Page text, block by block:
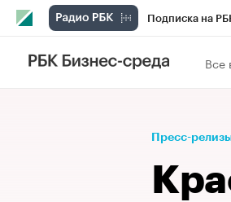
Подписка на
Телеканал
Спецпроекты
Все
Пресс-